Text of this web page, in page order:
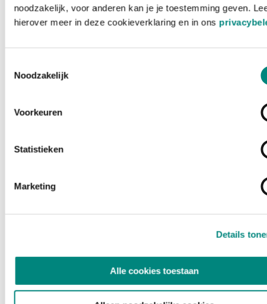
noodzakelijk, voor anderen kan je je toestemming geven.
hierover meer in deze cookieverklaring en in ons
Noodzakelijk
Voorkeuren
Statistieken
Marketing
Details
Alle cookies toestaan